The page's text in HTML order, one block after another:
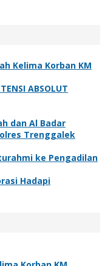
Kelima Korban KM
ABSOLUT
dan Al Badar
Trenggalek
ke Pengadilan
Hadapi